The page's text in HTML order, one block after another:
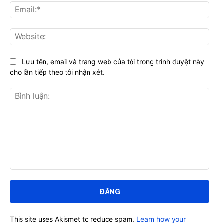
luận:
Lưu tên, email và trang web của tôi trong trình duyệt này
cho lần tiếp theo tôi nhận xét.
This site uses Akismet to reduce spam. Learn how your